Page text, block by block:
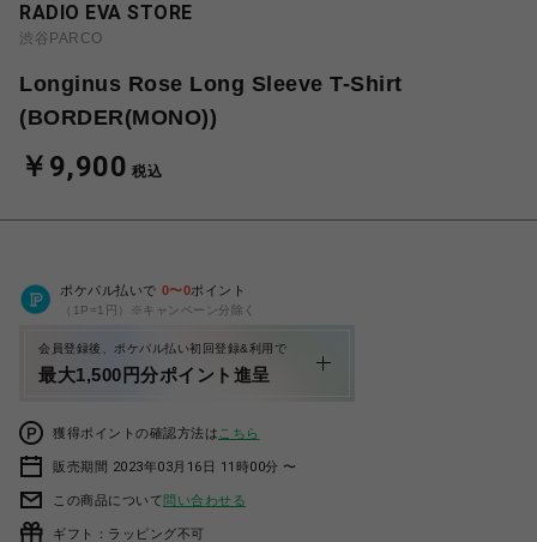
RADIO EVA STORE
渋谷PARCO
Longinus Rose Long Sleeve T-Shirt
(BORDER(MONO))
￥9,900 税込
ポケパル払いで 0〜0ポイント
（1P=1円）※キャンペーン分除く
会員登録後、ポケパル払い初回登録&利用で
最大1,500円分ポイント進呈
獲得ポイントの確認方法は こちら
販売期間 2023年03月16日 11時00分 〜
この商品について問い合わせる
ギフト：ラッピング不可